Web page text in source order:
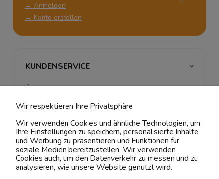
→ Anmelden
→ Konto erstellen
KUNDENSERVICE
ÜBER UNS & RECHTLICHES
MEIN ACCOUNT
BELIEBTE KATEGORIEN
Wir respektieren Ihre Privatsphäre
Wir verwenden Cookies und ähnliche Technologien, um
Ihre Einstellungen zu speichern, personalisierte Inhalte
und Werbung zu präsentieren und Funktionen für
soziale Medien bereitzustellen. Wir verwenden
Cookies auch, um den Datenverkehr zu messen und zu
analysieren, wie unsere Website genutzt wird.